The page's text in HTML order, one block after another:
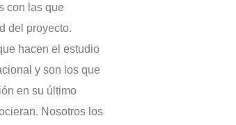
con las que
del proyecto.
hacen el estudio
y son los que
en su último
Nosotros los